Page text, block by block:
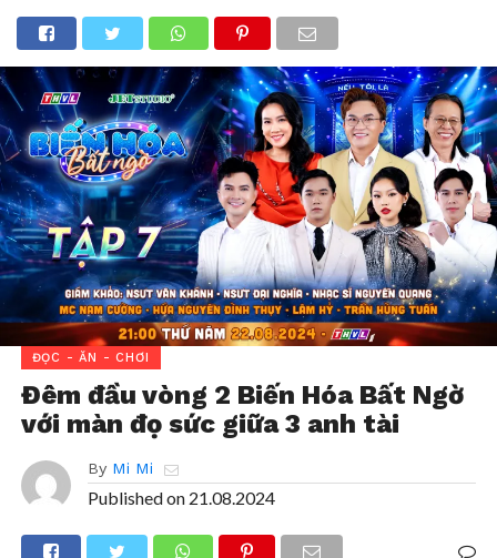
ĐỌC - ĂN - CHƠI
Đêm đầu vòng 2 Biến Hóa Bất Ngờ
với màn đọ sức giữa 3 anh tài
By Mi Mi
Published on 21.08.2024